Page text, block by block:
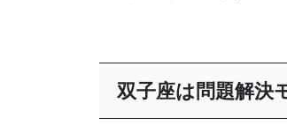
双子座は問題解決